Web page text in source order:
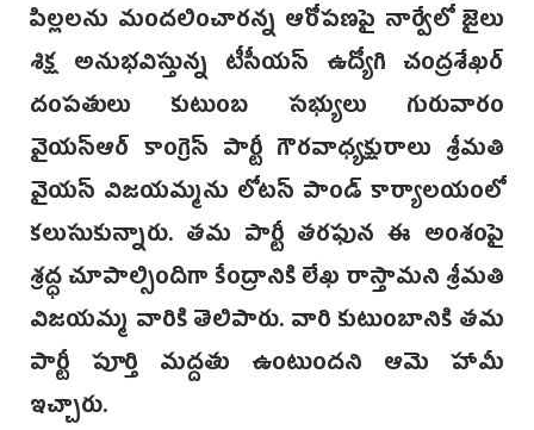
పిల్లలను మందలించారన్న ఆరోపణపై నార్వేలో జైలు
శిక్ష అనుభవిస్తున్న టీసీయస్ ఉద్యోగి చంద్రశేఖర్
దంపతులు కుటుంబ సభ్యులు గురువారం
వైయస్ఆర్ కాంగ్రెస్ పార్టీ గౌరవాధ్యక్షురాలు శ్రీమతి
వైయస్ విజయమ్మను లోటస్ పాండ్ కార్యాలయంలో
కలుసుకున్నారు. తమ పార్టీ తరఫున ఈ అంశంపై
శ్రద్ధ చూపాల్సిందిగా కేంద్రానికి లేఖ రాస్తామని శ్రీమతి
విజయమ్మ వారికి తెలిపారు. వారి కుటుంబానికి తమ
పార్టీ పూర్తి మద్దతు ఉంటుందని ఆమె హామీ
ఇచ్చారు.